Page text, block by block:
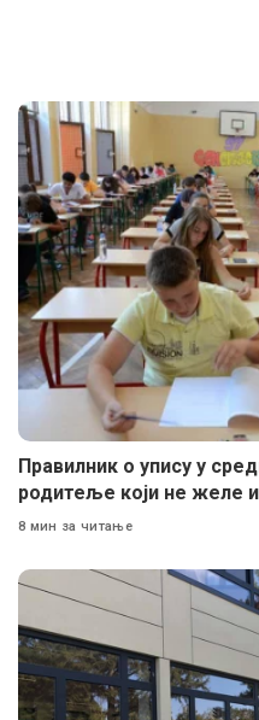
Правилник о упису у
родитеље који не желе
8 мин за читање